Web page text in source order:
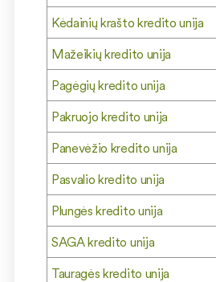
Kėdainių krašto kredito unija
Mažeikių kredito unija
Pagėgių kredito unija
Pakruojo kredito unija
Panevėžio kredito unija
Pasvalio kredito unija
Plungės kredito unija
SAGA kredito unija
Tauragės kredito unija